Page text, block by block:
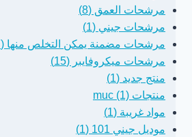
مرشحات العمق (8)
مرشحات جيني (1)
مرشحات مضمنة يمكن التخلص منها (7)
مرشحات ميكروفايبر (15)
منتج جديد (1)
منتجات muc (1)
مواد غريبة (1)
موديل جيني 101 (1)